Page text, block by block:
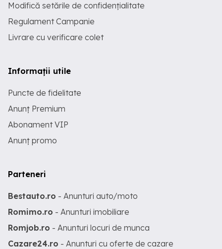
Modifică setările de confidențialitate
Regulament Campanie
Livrare cu verificare colet
Informații utile
Puncte de fidelitate
Anunț Premium
Abonament VIP
Anunț promo
Parteneri
Bestauto.ro - Anunturi auto/moto
Romimo.ro - Anunturi imobiliare
Romjob.ro - Anunturi locuri de munca
Cazare24.ro - Anunturi cu oferte de cazare